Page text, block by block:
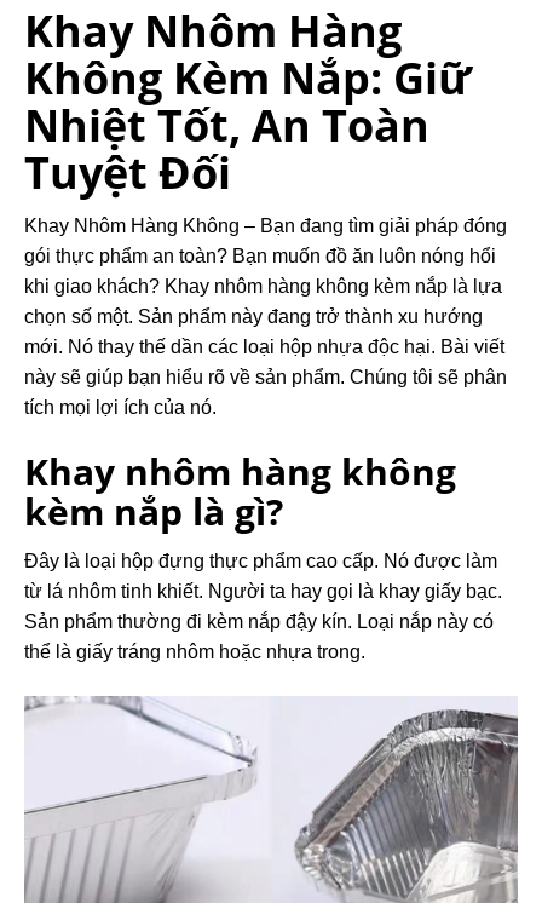
Khay Nhôm Hàng
Không Kèm Nắp: Giữ
Nhiệt Tốt, An Toàn
Tuyệt Đối
Khay Nhôm Hàng Không – Bạn đang tìm giải pháp đóng
gói thực phẩm an toàn? Bạn muốn đồ ăn luôn nóng hổi
khi giao khách? Khay nhôm hàng không kèm nắp là lựa
chọn số một. Sản phẩm này đang trở thành xu hướng
mới. Nó thay thế dần các loại hộp nhựa độc hại. Bài viết
này sẽ giúp bạn hiểu rõ về sản phẩm. Chúng tôi sẽ phân
tích mọi lợi ích của nó.
Khay nhôm hàng không
kèm nắp là gì?
Đây là loại hộp đựng thực phẩm cao cấp. Nó được làm
từ lá nhôm tinh khiết. Người ta hay gọi là khay giấy bạc.
Sản phẩm thường đi kèm nắp đậy kín. Loại nắp này có
thể là giấy tráng nhôm hoặc nhựa trong.